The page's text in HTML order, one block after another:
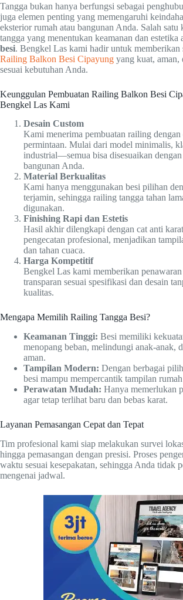
Tangga bukan hanya berfungsi sebagai
juga elemen penting yang memengaruhi
eksterior rumah atau bangunan Anda. Salah satu
tangga yang menentukan keamanan dan estetika
besi. Bengkel Las kami hadir untuk memberikan
Railing Balkon Besi Cipayung yang kuat, aman,
sesuai kebutuhan Anda.
Keunggulan Pembuatan Railing Balkon Besi
Bengkel Las Kami
Desain Custom
Kami menerima pembuatan railing dengan
permintaan. Mulai dari model minimalis,
industrial—semua bisa disesuaikan
bangunan Anda.
Material Berkualitas
Kami hanya menggunakan besi pilihan
terjamin, sehingga railing tangga tahan
digunakan.
Finishing Rapi dan Estetis
Hasil akhir dilengkapi dengan cat anti
pengecatan profesional, menjadikan
dan tahan cuaca.
Harga Kompetitif
Bengkel Las kami memberikan
transparan sesuai spesifikasi dan desain
kualitas.
Mengapa Memilih Railing Tangga Besi?
Keamanan Tinggi: Besi memiliki
menopang beban, melindungi anak-anak,
aman.
Tampilan Modern: Dengan berbagai
besi mampu mempercantik tampilan
Perawatan Mudah: Hanya memerlukan
agar tetap terlihat baru dan bebas karat.
Layanan Pemasangan Cepat dan Tepat
Tim profesional kami siap melakukan survei
hingga pemasangan dengan presisi. Proses
waktu sesuai kesepakatan, sehingga Anda tidak
mengenai jadwal.